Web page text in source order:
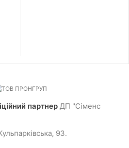
партнер ДП "Сіменс
93.